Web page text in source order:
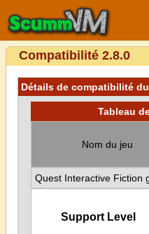
Compatibilité 2.8.0
Détails de compatibilité
Tableau
Nom du jeu
Quest Interactive Fiction
Support Level